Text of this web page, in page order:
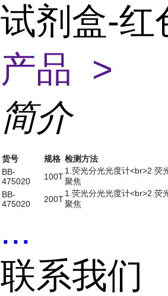
试剂盒-红
产品 >
简介
货号 规格 检测方法
BB-
475020
100T
1.荧光分光光度计<br>2.荧
聚焦
BB-
475020
200T
1.荧光分光光度计<br>2.荧
聚焦
...
联系我们